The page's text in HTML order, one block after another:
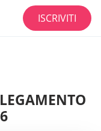
ISCRIVITI